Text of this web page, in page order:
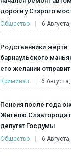
дороги у Старого
Общество 6
Родственники жертв
барнаульского
его желании
Криминал 6
Пенсия после года
Жителю Славгорода
депутат Госдумы
Общество 6